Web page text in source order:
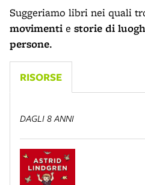
Suggeriamo libri nei quali
movimenti e storie di
persone.
RISORSE
DAGLI 8 ANNI